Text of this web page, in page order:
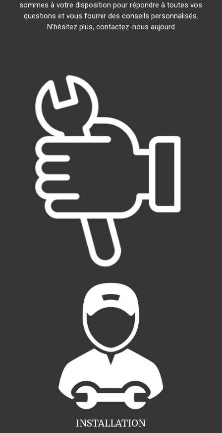
sommes à votre disposition pour répondre à toutes vos
questions et vous fournir des conseils personnalisés.
N'hésitez plus, contactez-nous aujourd
INSTALLATION